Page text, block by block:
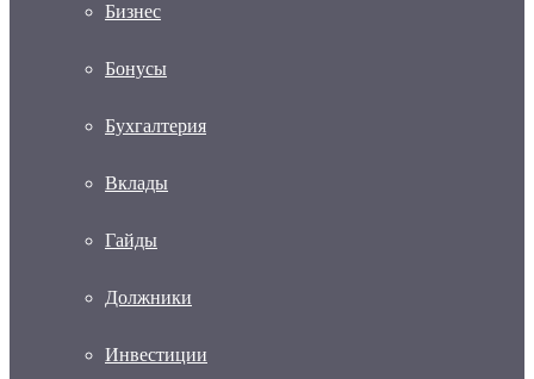
Бизнес
Бонусы
Бухгалтерия
Вклады
Гайды
Должники
Инвестиции